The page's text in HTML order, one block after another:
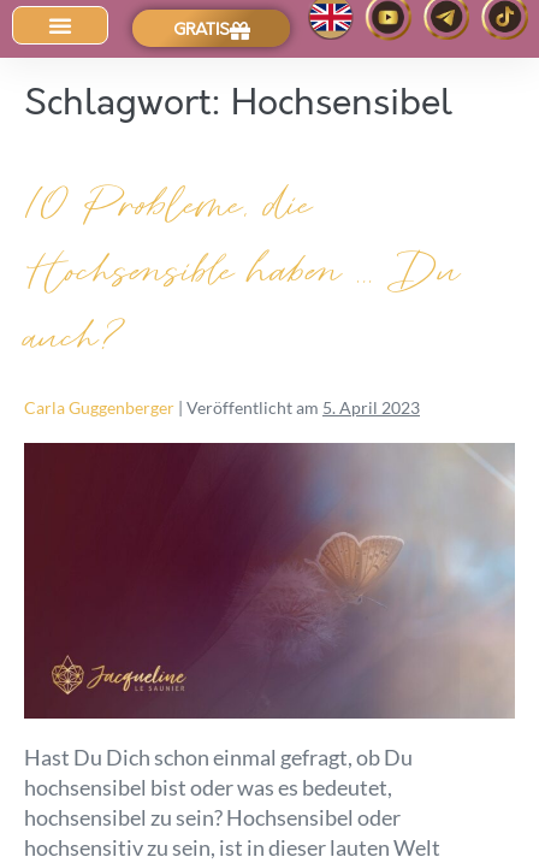
GRATIS
Schlagwort: Hochsensibel
10 Probleme, die
Hochsensible haben … Du
auch?
Carla Guggenberger | Veröffentlicht am 5. April 2023
Hast Du Dich schon einmal gefragt, ob Du
hochsensibel bist oder was es bedeutet,
hochsensibel zu sein? Hochsensibel oder
hochsensitiv zu sein, ist in dieser lauten Welt